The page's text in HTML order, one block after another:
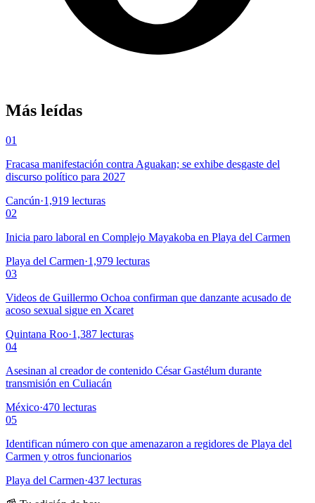
Más leídas
01
Fracasa manifestación contra Aguakan; se exhibe desgaste del
discurso político para 2027
Cancún·1,919 lecturas
02
Inicia paro laboral en Complejo Mayakoba en Playa del Carmen
Playa del Carmen·1,979 lecturas
03
Videos de Guillermo Ochoa confirman que danzante acusado de
acoso sexual sigue en Xcaret
Quintana Roo·1,387 lecturas
04
Asesinan al creador de contenido César Gastélum durante
transmisión en Culiacán
México·470 lecturas
05
Identifican número con que amenazaron a regidores de Playa del
Carmen y otros funcionarios
Playa del Carmen·437 lecturas